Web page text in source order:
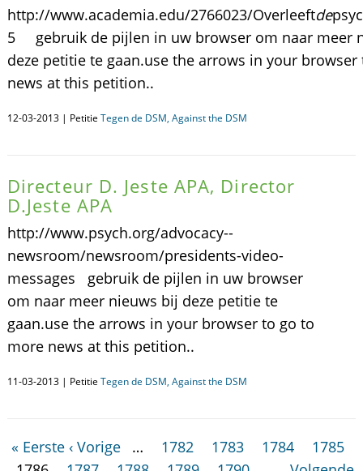
http://www.academia.edu/2766023/Overleeftde
5 gebruik de pijlen in uw browser om naar meer
deze petitie te gaan.use the arrows in your
news at this petition..
12-03-2013 | Petitie Tegen de DSM, Against the DSM
Directeur D. Jeste APA, Director
D.Jeste APA
http://www.psych.org/advocacy--
newsroom/newsroom/presidents-video-
messages gebruik de pijlen in uw browser
om naar meer nieuws bij deze petitie te
gaan.use the arrows in your browser to go to
more news at this petition..
11-03-2013 | Petitie Tegen de DSM, Against the DSM
« Eerste ‹ Vorige … 1782 1783 1784
1785